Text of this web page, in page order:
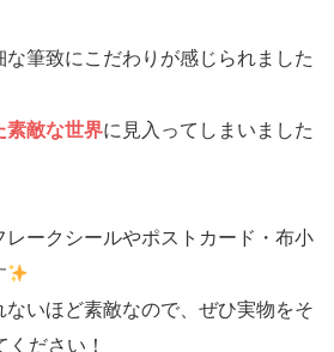
筆致にこだわりが感じられました
素敵な世界に見入ってしまいました
ークシールやポストカード・布小
いほど素敵なので、ぜひ実物をそ
ださい！